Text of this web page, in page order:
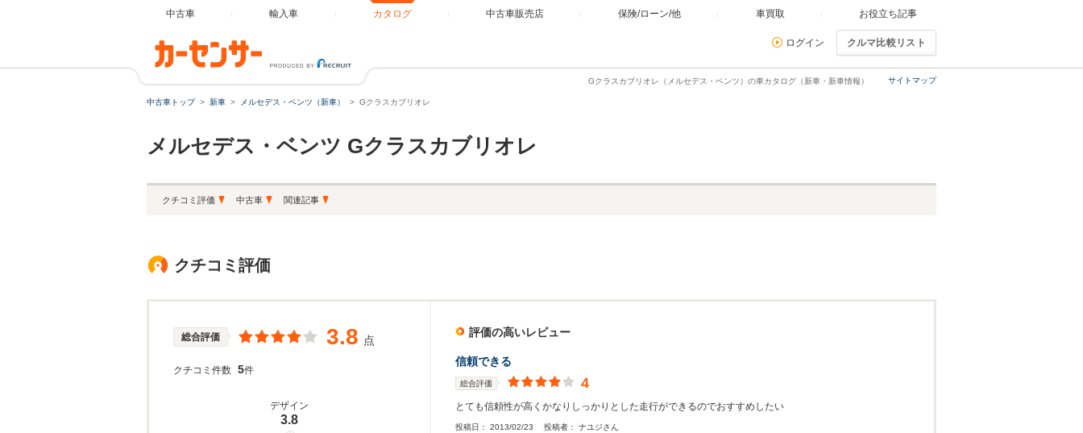
中古車 輸入車 カタログ 中古車販売店 保険/ローン/他 車買取 お役立ち記事
ログイン クルマ比較リスト
サイトマップ
Gクラスカブリオレ（メルセデス・ベンツ）の車カタログ（新車・新車情報）
中古車トップ 新車 メルセデス・ベンツ（新車） Gクラスカブリオレ
メルセデス・ベンツ Gクラスカブリオレ
クチコミ評価 中古車 関連記事
クチコミ評価
総合評価 3.8 点
クチコミ件数 5件
デザイン
3.8
評価の高いレビュー
信頼できる
総合評価 4
とても信頼性が高くかなりしっかりとした走行ができるのでおすすめしたい
投稿日： 2013/02/23 投稿者： ナユジさん